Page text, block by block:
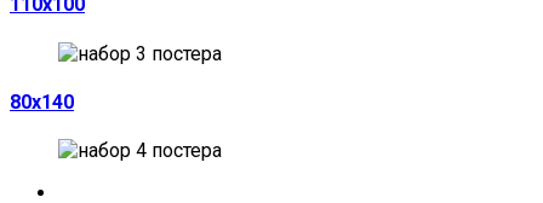
80х140